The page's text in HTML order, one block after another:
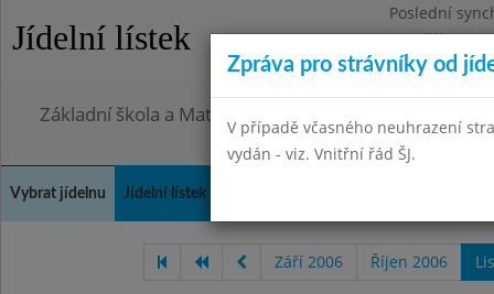
Jídelní lístek
Poslední
Pondělí
Omezení
Základní škola a Mateřská škola, Praha 4, Ohradní 49
Vybrat jídelnu Jídelní lístek
Září 2006 Říjen 2006
Zpráva pro strávníky od
V případě včasného neuhrazení
vydán - viz. Vnitřní řád ŠJ.